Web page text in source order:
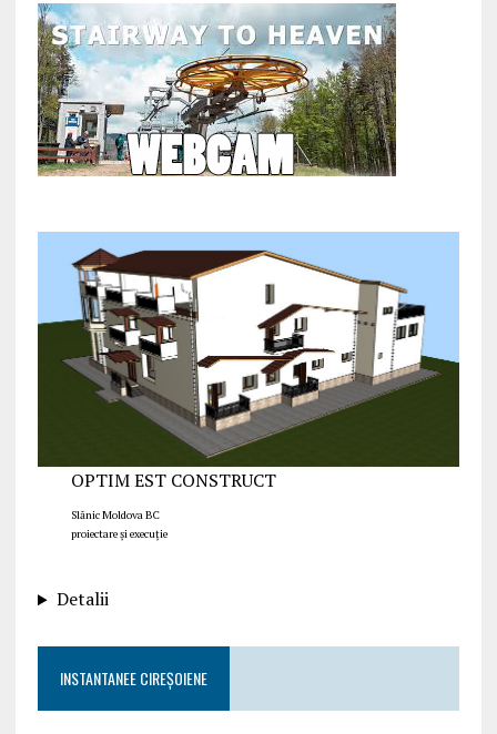
OPTIM EST CONSTRUCT
Slănic Moldova BC
proiectare și execuție
Detalii
INSTANTANEE CIREȘOIENE